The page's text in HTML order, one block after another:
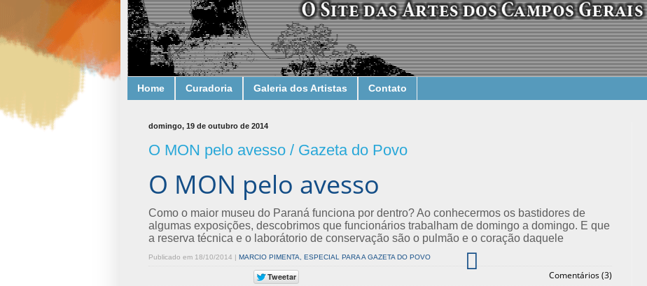
Home Curadoria Galeria dos Artistas Contato
domingo, 19 de outubro de 2014
O MON pelo avesso / Gazeta do Povo
O MON pelo avesso
Como o maior museu do Paraná funciona por dentro? Ao conhecermos os bastidores de
algumas exposições, descobrimos que funcionários trabalham de domingo a domingo. E que
a reserva técnica e o laborátorio de conservação são o pulmão e o coração daquele
Publicado em 18/10/2014 MARCIO PIMENTA, ESPECIAL PARA A GAZETA DO POVO 
Comentários (3)